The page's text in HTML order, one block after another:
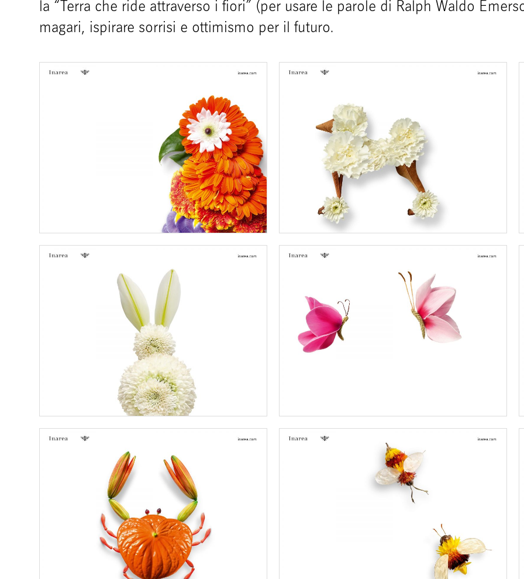
la “Terra che ride attraverso i fiori” (per usare le parole di Ralph Waldo
magari, ispirare sorrisi e ottimismo per il futuro.